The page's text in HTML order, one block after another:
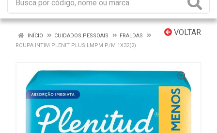
VOLTAR
INÍCIO CUIDADOS PESSOAIS
FRALDAS
ROUPA INTIM PLENIT PLUS LMPM P/M 1X32(2)